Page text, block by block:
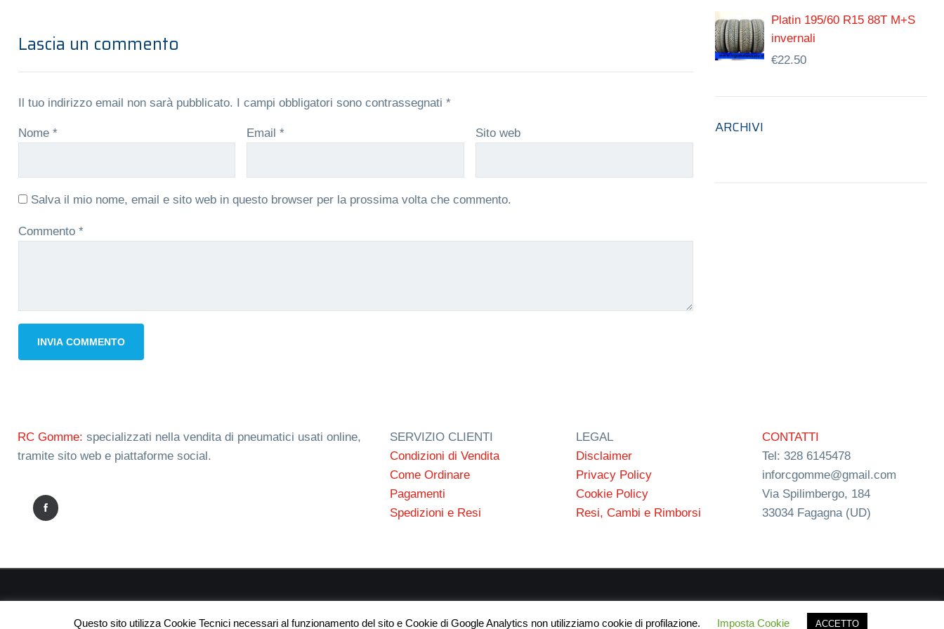
Lascia un commento
Il tuo indirizzo email non sarà pubblicato. I campi obbligatori sono contrassegnati *
Nome * Email* Sito web
Salva il mio nome, email e sito web in questo browser per la prossima volta che commento.
Commento *
Platin 195/60 R15 88T M+S
invernali
€22.50
ARCHIVI
RC Gomme: specializzati nella vendita di pneumatici usati online,
tramite sito web e piattaforme social.
SERVIZIO CLIENTI
Condizioni di Vendita
Come Ordinare
Pagamenti
Spedizioni e Resi
LEGAL
Disclaimer
Privacy Policy
Cookie Policy
Resi, Cambi e Rimborsi
CONTATTI
Tel: 328 6145478
inforcgomme@gmail.com
Via Spilimbergo, 184
33034 Fagagna (UD)
Questo sito utilizza Cookie Tecnici necessari al funzionamento del sito e Cookie di Google Analytics non utilizziamo cookie di profilazione.
Imposta Cookie ACCETTO